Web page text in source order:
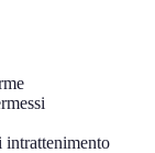
intrattenimento